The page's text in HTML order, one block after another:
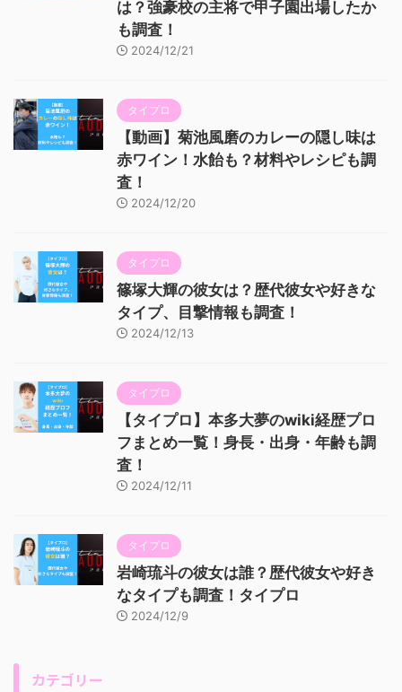
は？強豪校の主将で甲子園出場したか
も調査！
2024/12/21
タイプロ
【動画】菊池風磨のカレーの隠し味は
赤ワイン！水飴も？材料やレシピも調
査！
2024/12/20
タイプロ
篠塚大輝の彼女は？歴代彼女や好きな
タイプ、目撃情報も調査！
2024/12/13
タイプロ
【タイプロ】本多大夢のwiki経歴プロ
フまとめ一覧！身長・出身・年齢も調
査！
2024/12/11
タイプロ
岩崎琉斗の彼女は誰？歴代彼女や好き
なタイプも調査！タイプロ
2024/12/9
カテゴリー